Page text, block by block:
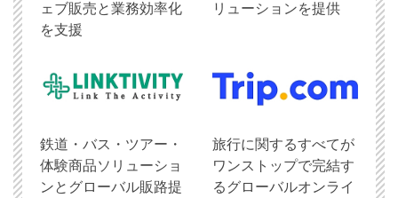
ェブ販売と業務効率化
を支援
リューションを提供
鉄道・バス・ツアー・
体験商品ソリューショ
ンとグローバル販路提
旅行に関するすべてが
ワンストップで完結す
るグローバルオンライ